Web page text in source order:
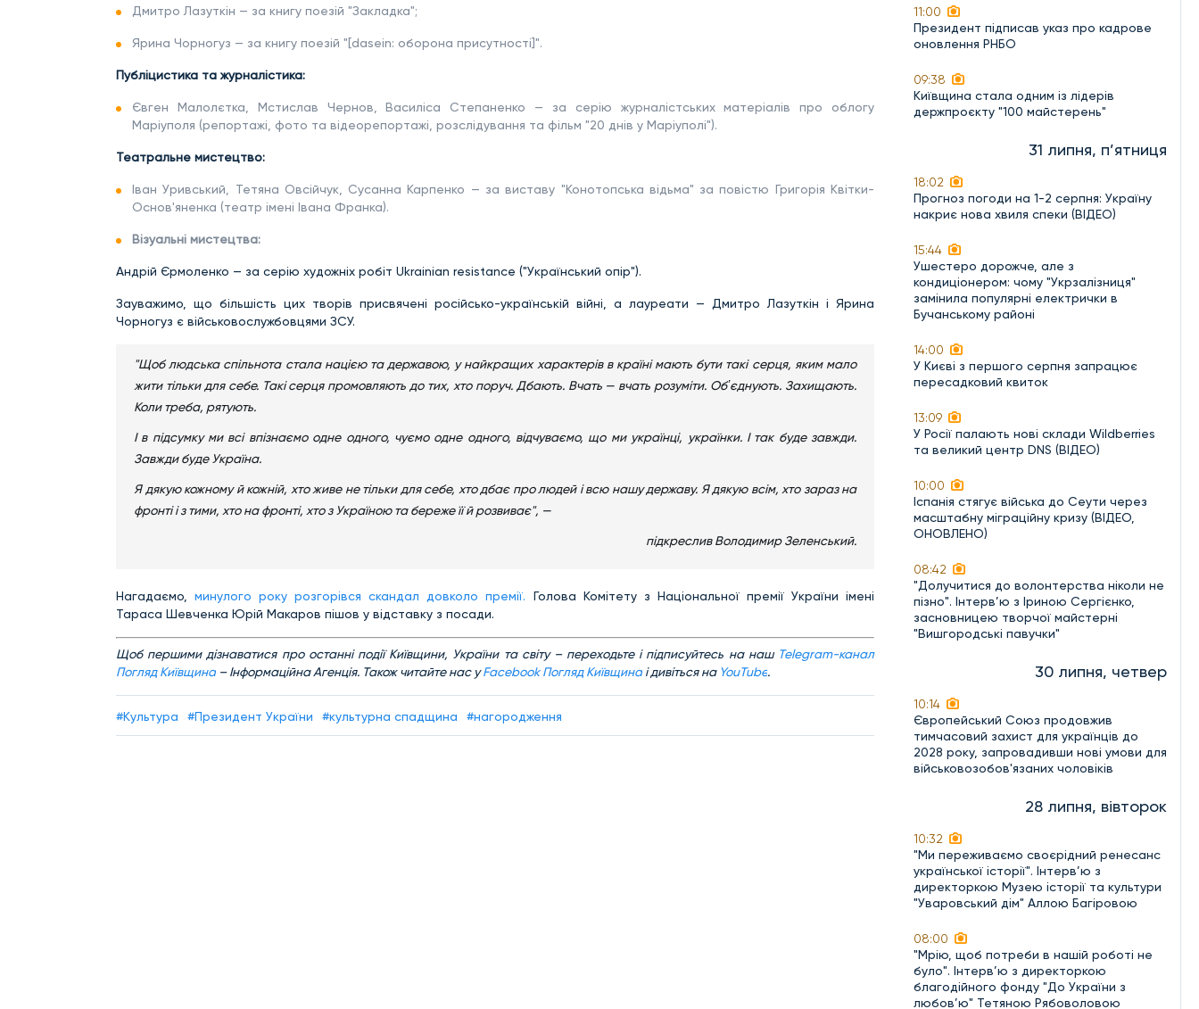
Дмитро Лазуткін — за книгу поезій "Закладка";
Ярина Чорногуз — за книгу поезій "[dasein: оборона присутності]".
Публіцистика та журналістика:
Євген Малолєтка, Мстислав Чернов, Василіса Степаненко — за серію журналістських матеріалів про облогу
Маріуполя (репортажі, фото та відеорепортажі, розслідування та фільм "20 днів у Маріуполі").
Театральне мистецтво:
Іван Уривський, Тетяна Овсійчук, Сусанна Карпенко — за виставу "Конотопська відьма" за повістю Григорія Квітки-
Основ'яненка (театр імені Івана Франка).
Візуальні мистецтва:
Андрій Єрмоленко — за серію художніх робіт Ukrainian resistance ("Український опір").
Зауважимо, що більшість цих творів присвячені російсько-українській війні, а лауреати — Дмитро Лазуткін і Ярина
Чорногуз є військовослужбовцями ЗСУ.
"Щоб людська спільнота стала нацією та державою, у найкращих характерів в країні мають бути такі серця, яким мало
жити тільки для себе. Такі серця промовляють до тих, хто поруч. Дбають. Вчать — вчать розуміти. Обʼєднують. Захищають.
Коли треба, рятують.
І в підсумку ми всі впізнаємо одне одного, чуємо одне одного, відчуваємо, що ми українці, українки. І так буде завжди.
Завжди буде Україна.
Я дякую кожному й кожній, хто живе не тільки для себе, хто дбає про людей і всю нашу державу. Я дякую всім, хто зараз на
фронті і з тими, хто на фронті, хто з Україною та береже її й розвиває", —
підкреслив Володимир Зеленський.
Нагадаємо,минулого року розгорівся скандал довколо премії.
Голова Комітету з Національної премії України імені
Тараса Шевченка Юрій Макаров пішов у відставку з посади.
Щоб першими дізнаватися про останні події Київщини, України та світу – переходьте і підписуйтесь на наш Telegram-канал
Погляд Київщина – Інформаційна Агенція. Також читайте нас уFacebook Погляд Київщина і дивіться на YouTube.
#Культура #Президент України #культурна спадщина #нагородження
11:00
Президент підписав указ про кадрове
оновлення РНБО
09:38
Київщина стала одним із лідерів
держпроєкту "100 майстерень"
31 липня, п’ятниця
18:02
Прогноз погоди на 1-2 серпня: Україну
накриє нова хвиля спеки (ВІДЕО)
15:44
Ушестеро дорожче, але з
кондиціонером: чому "Укрзалізниця"
замінила популярні електрички в
Бучанському районі
14:00
У Києві з першого серпня запрацює
пересадковий квиток
13:09
У Росії палають нові склади Wildberries
та великий центр DNS (ВІДЕО)
10:00
Іспанія стягує війська до Сеути через
масштабну міграційну кризу (ВІДЕО,
ОНОВЛЕНО)
08:42
"Долучитися до волонтерства ніколи не
пізно". Інтерв’ю з Іриною Сергієнко,
засновницею творчої майстерні
"Вишгородські павучки"
30 липня, четвер
10:14
Європейський Союз продовжив
тимчасовий захист для українців до
2028 року, запровадивши нові умови для
військовозобов'язаних чоловіків
28 липня, вівторок
10:32
"Ми переживаємо своєрідний ренесанс
української історії". Інтерв’ю з
директоркою Музею історії та культури
"Уваровський дім" Аллою Багіровою
08:00
"Мрію, щоб потреби в нашій роботі не
було". Інтерв’ю з директоркою
благодійного фонду "До України з
любов’ю" Тетяною Рябоволовою